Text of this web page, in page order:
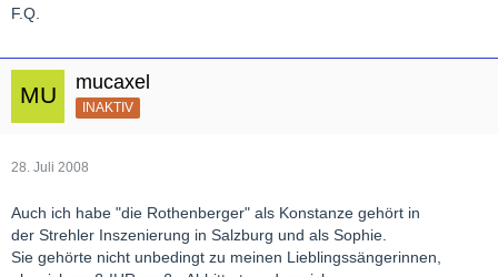
F.Q.
mucaxel
INAKTIV
28. Juli 2008
Auch ich habe "die Rothenberger" als Konstanze gehört in
der Strehler Inszenierung in Salzburg und als Sophie.
Sie gehörte nicht unbedingt zu meinen Lieblingssängerinnen,